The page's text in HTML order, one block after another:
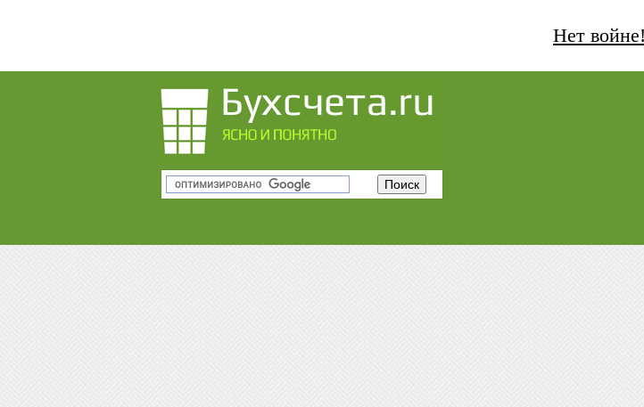
Нет войне!